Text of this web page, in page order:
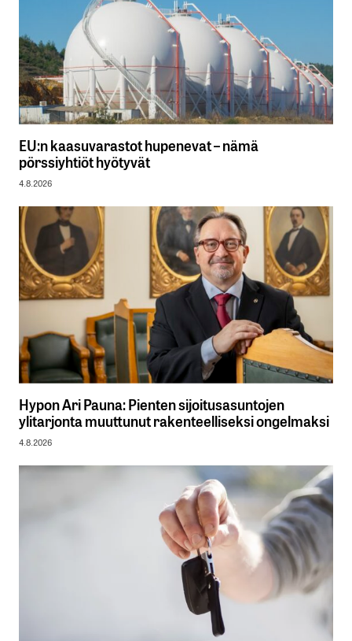
EU:n kaasuvarastot hupenevat – nämä
pörssiyhtiöt hyötyvät
4.8.2026
Hypon Ari Pauna: Pienten sijoitusasuntojen
ylitarjonta muuttunut rakenteelliseksi ongelmaksi
4.8.2026